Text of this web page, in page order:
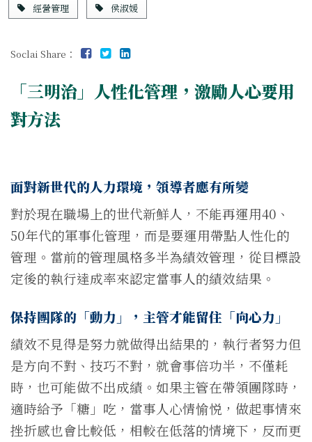
經營管理 侯淑媛
Soclai Share：
「三明治」人性化管理，激勵人心要用
對方法
面對新世代的人力環境，領導者應有所變
對於現在職場上的世代新鮮人，不能再運用40、
50年代的軍事化管理，而是要運用帶點人性化的
管理。當前的管理風格多半為績效管理，從目標設
定後的執行達成率來認定當事人的績效結果。
保持團隊的「動力」，主管才能留住「向心力」
績效不見得是努力就做得出結果的，執行者努力但
是方向不對、技巧不對，就會事倍功半，不僅耗
時，也可能做不出成績。如果主管在帶領團隊時，
適時給予「糖」吃，當事人心情愉悦，做起事情來
挫折感也會比較低，相較在低落的情境下，反而更